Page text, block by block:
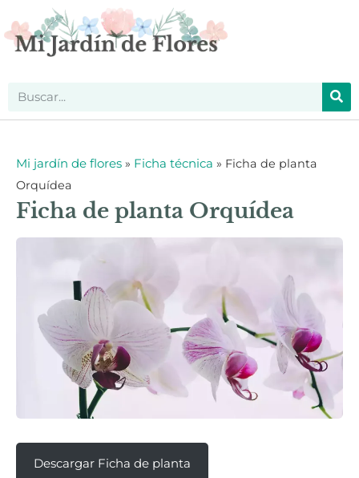
Mi jardín de flores » Ficha técnica » Ficha de planta
Orquídea
Ficha de planta Orquídea
Descargar Ficha de planta